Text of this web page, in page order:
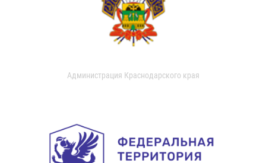
Администрация Краснодарского края